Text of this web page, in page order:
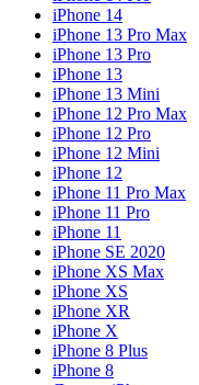
iPhone 14
iPhone 13 Pro Max
iPhone 13 Pro
iPhone 13
iPhone 13 Mini
iPhone 12 Pro Max
iPhone 12 Pro
iPhone 12 Mini
iPhone 12
iPhone 11 Pro Max
iPhone 11 Pro
iPhone 11
iPhone SE 2020
iPhone XS Max
iPhone XS
iPhone XR
iPhone X
iPhone 8 Plus
iPhone 8